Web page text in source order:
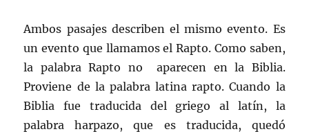
Ambos pasajes describen el mismo evento. Es
un evento que llamamos el Rapto. Como saben,
la palabra Rapto no aparecen en la Biblia.
Proviene de la palabra latina rapto. Cuando la
Biblia fue traducida del griego al latín, la
palabra harpazo, que es traducida, quedó